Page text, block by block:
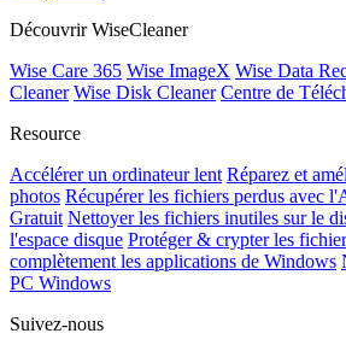
Découvrir WiseCleaner
Wise Care 365 Wise ImageX Wise Data
Cleaner Wise Disk Cleaner Centre de
Resource
Accélérer un ordinateur lent Réparez et
photos Récupérer les fichiers perdus avec
Gratuit Nettoyer les fichiers inutiles sur le
l'espace disque Protéger & crypter les
complètement les applications de Windows
PC Windows
Suivez-nous